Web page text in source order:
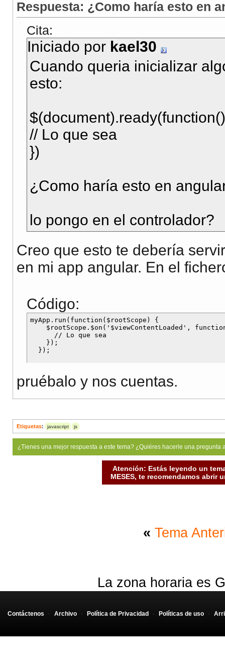
Respuesta: ¿Como haría esto en
Cita:
Iniciado por kael30
Cuando queria inicializar
esto:
// Lo que sea
})
¿Como haría esto en
lo pongo en el controlador?
Creo que esto te debería
en mi app angular. En el
Código:
myApp.run(function($rootScope) {
$rootScope.$on('$viewContentLoaded',
      // Lo que sea
    });
pruébalo y nos cuentas.
Etiquetas: javascript js
¿Tienes una mejor respuesta a este tema? ¿Quiéres hacerle una
Atención: Estás leyendo un
MESES, te recomendamos abrir
« Tema
La zona horaria es
Contáctenos - Archivo - Política de Privacidad - Políticas de uso -